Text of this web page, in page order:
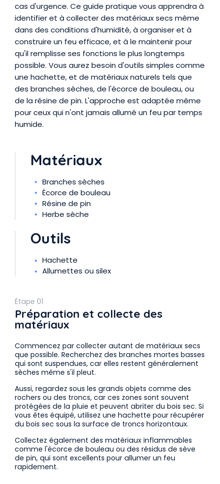
cas d'urgence. Ce guide pratique vous apprendra à
identifier et à collecter des matériaux secs même
dans des conditions d'humidité, à organiser et à
construire un feu efficace, et à le maintenir pour
qu'il remplisse ses fonctions le plus longtemps
possible. Vous aurez besoin d'outils simples comme
une hachette, et de matériaux naturels tels que
des branches sèches, de l'écorce de bouleau, ou
de la résine de pin. L'approche est adaptée même
pour ceux qui n'ont jamais allumé un feu par temps
humide.
Matériaux
Branches sèches
Écorce de bouleau
Résine de pin
Herbe sèche
Outils
Hachette
Allumettes ou silex
Étape 01
Préparation et collecte des
matériaux
Commencez par collecter autant de matériaux secs
que possible. Recherchez des branches mortes basses
qui sont suspendues, car elles restent généralement
sèches même s'il pleut.
Aussi, regardez sous les grands objets comme des
rochers ou des troncs, car ces zones sont souvent
protégées de la pluie et peuvent abriter du bois sec. Si
vous êtes équipé, utilisez une hachette pour récupérer
du bois sec sous la surface de troncs horizontaux.
Collectez également des matériaux inflammables
comme l'écorce de bouleau ou des résidus de sève
de pin, qui sont excellents pour allumer un feu
rapidement.